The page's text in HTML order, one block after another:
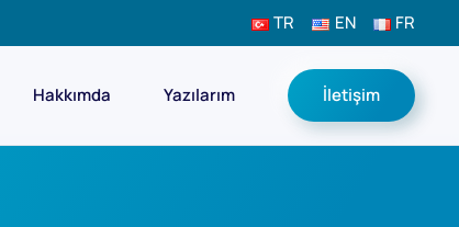
TR EN FR
Hakkımda Yazılarım İletişim